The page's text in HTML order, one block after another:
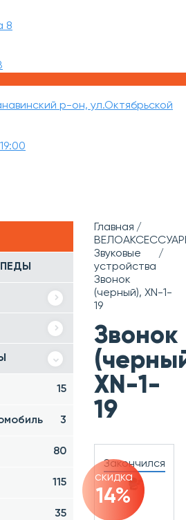
8
р-он, ул.Октябрьской
15
3
80
115
35
Главная
Звуковые
устройства
Звонок
(черный), XN-1-
19
Звонок
XN-1-
19
Закончился
скидка
14%